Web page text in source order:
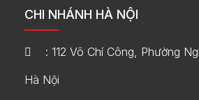
CHI NHÁNH HÀ NỘI
: 112 Võ Chí Công, Phường
Hà Nội